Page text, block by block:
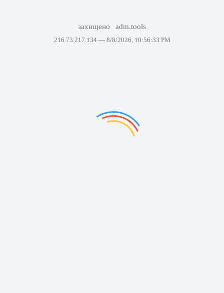
захищено adm.tools
216.73.217.134 — 8/8/2026, 10:56:33 PM